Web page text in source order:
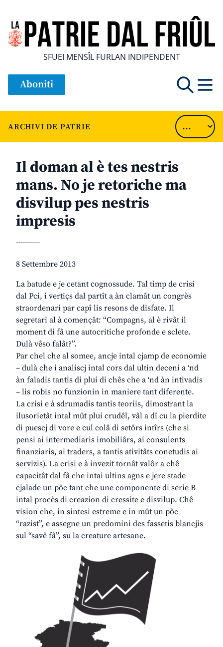
SFUEI MENSÎL FURLAN INDIPENDENT
Aboniti
ARCHIVI DE PATRIE
Il doman al è tes nestris
mans. No je retoriche ma
disvilup pes nestris
impresis
............
8 Settembre 2013
La batude e je cetant cognossude. Tal timp de crisi
dal Pci, i vertiçs dal partît a àn clamât un congrès
straordenari par capî lis resons de disfate. Il
segretari al à començât: “Compagns, al è rivât il
moment di fâ une autocritiche profonde e sclete.
Dulà vêso falât?”.
Par chel che al somee, ancje intal cjamp de economie
– dulà che i analiscj intal cors dal ultin deceni a ‘nd
àn faladis tantis di plui di chês che a ‘nd àn intivadis
– lis robis no funzionin in maniere tant diferente.
La crisi e à sdrumadis tantis teoriis, dimostrant la
ilusorietât intal mût plui crudêl, vâl a dî cu la pierdite
di puescj di vore e cul colâ di setôrs intîrs (che si
pensi ai intermediaris imobiliârs, ai consulents
finanziaris, ai traders, a tantis ativitâts conetudis ai
servizis). La crisi e à invezit tornât valôr a chê
capacitât dal fâ che intai ultins agns e jere stade
cjalade un pôc tant che une componente di serie B
intal procès di creazion di cressite e disvilup. Chê
vision che, in sintesi estreme e in mût un pôc
“razist”, e assegne un predomini des fassetis blancjis
sul “savê fâ”, su la creature artesane.